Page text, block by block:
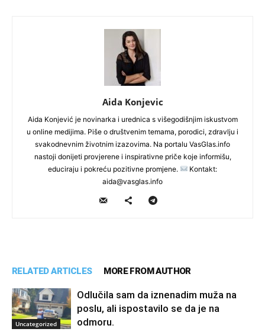
Aida Konjevic
Aida Konjević je novinarka i urednica s višegodišnjim iskustvom
u online medijima. Piše o društvenim temama, porodici, zdravlju i
svakodnevnim životnim izazovima. Na portalu VasGlas.info
nastoji donijeti provjerene i inspirativne priče koje informišu,
educiraju i pokreću pozitivne promjene.
Kontakt:
aida@vasglas.info
RELATED ARTICLES MORE FROM AUTHOR
Uncategorized
Odlučila sam da iznenadim muža na
poslu, ali ispostavilo se da je na
odmoru.